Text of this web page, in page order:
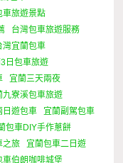
車旅遊景點
台灣包車旅遊服務
灣宜蘭包車
日包車旅遊
宜蘭三天兩夜
九寮溪包車旅遊
日遊包車
宜蘭副駕包車
包車DIY手作蔥餅
之旅
宜蘭包車二日遊
車伯朗咖啡城堡